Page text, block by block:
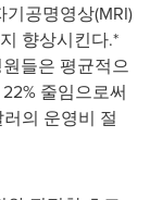
공명영상(MRI)
향상시킨다.*
들은 평균적으
줄임으로써
의 운영비 절